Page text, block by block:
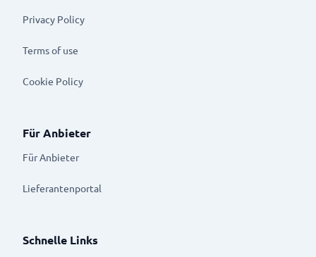
Privacy Policy
Terms of use
Cookie Policy
Für Anbieter
Für Anbieter
Lieferantenportal
Schnelle Links